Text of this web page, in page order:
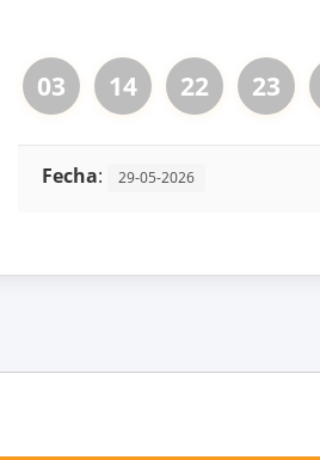
03 14 22 23
Fecha: 29-05-2026